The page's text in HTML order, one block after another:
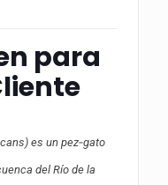
para
es un pez‑gato
del Río de la